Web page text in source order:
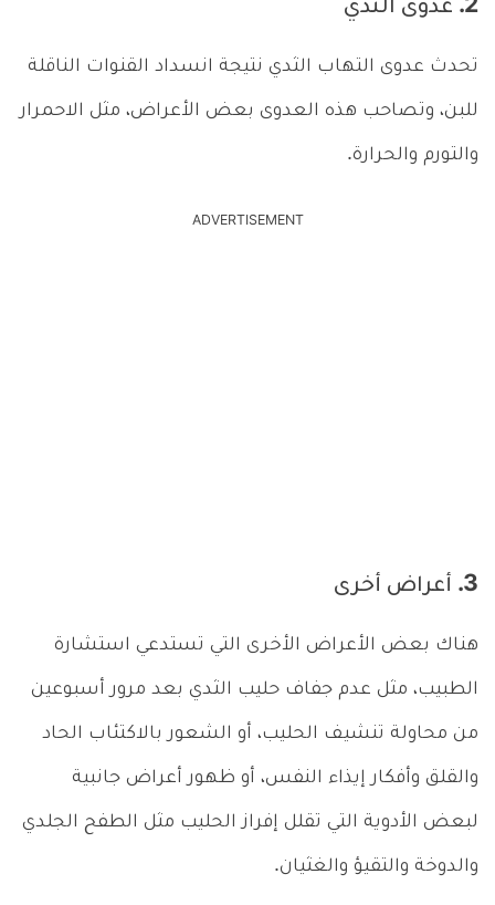
2. عدوى الثدي
تحدث عدوى التهاب الثدي نتيجة انسداد القنوات الناقلة
للبن، وتصاحب هذه العدوى بعض الأعراض، مثل الاحمرار
والتورم والحرارة.
ADVERTISEMENT
3. أعراض أخرى
هناك بعض الأعراض الأخرى التي تستدعي استشارة
الطبيب، مثل عدم جفاف حليب الثدي بعد مرور أسبوعين
من محاولة تنشيف الحليب، أو الشعور بالاكتئاب الحاد
والقلق وأفكار إيذاء النفس، أو ظهور أعراض جانبية
لبعض الأدوية التي تقلل إفراز الحليب مثل الطفح الجلدي
والدوخة والتقيؤ والغثيان.